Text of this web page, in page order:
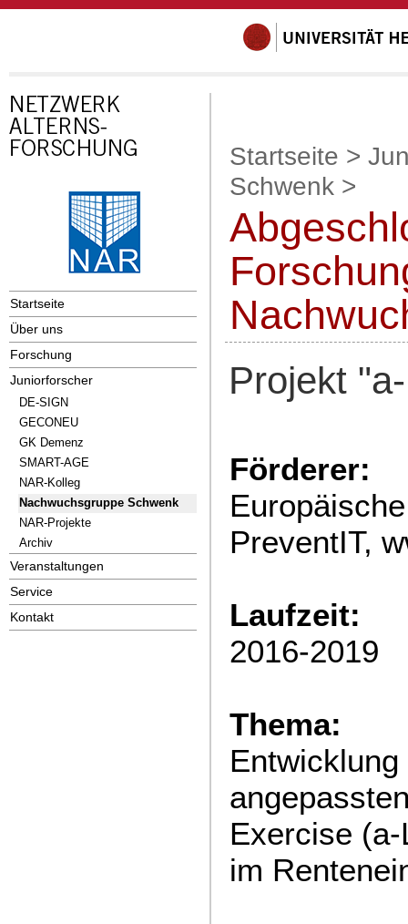
Startseite
Über uns
Forschung
Juniorforscher
DE-SIGN
GECONEU
GK Demenz
SMART-AGE
NAR-Kolleg
Nachwuchsgruppe Schwenk
NAR-Projekte
Archiv
Veranstaltungen
Service
Kontakt
Startseite >
Schwenk >
Projekt
Förderer:
PreventIT,
Laufzeit:
2016-2019
Thema:
Exercise
im